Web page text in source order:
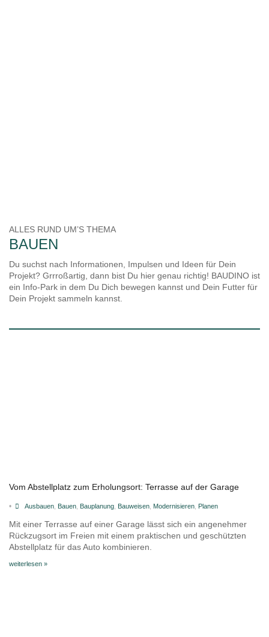
ALLES RUND UM’S THEMA
BAUEN
Du suchst nach Informationen, Impulsen und Ideen für Dein
Projekt? Grrroßartig, dann bist Du hier genau richtig! BAUDINO ist
ein Info-Park in dem Du Dich bewegen kannst und Dein Futter für
Dein Projekt sammeln kannst.
Vom Abstellplatz zum Erholungsort: Terrasse auf der Garage
• Ausbauen, Bauen, Bauplanung, Bauweisen, Modernisieren, Planen
Mit einer Terrasse auf einer Garage lässt sich ein angenehmer
Rückzugsort im Freien mit einem praktischen und geschützten
Abstellplatz für das Auto kombinieren.
weiterlesen »